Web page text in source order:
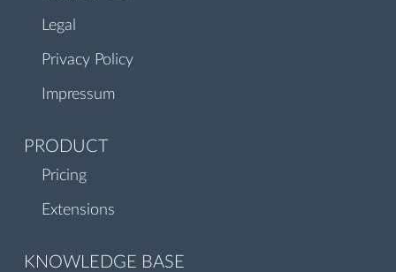
Legal
Privacy Policy
Impressum
PRODUCT
Pricing
Extensions
KNOWLEDGE BASE